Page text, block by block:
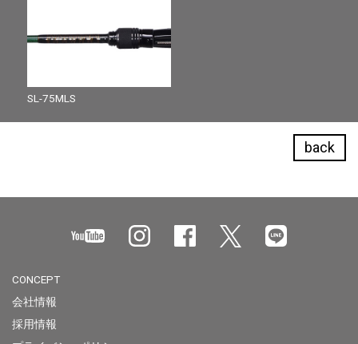
SL-75MLS
back
CONCEPT
会社情報
採用情報